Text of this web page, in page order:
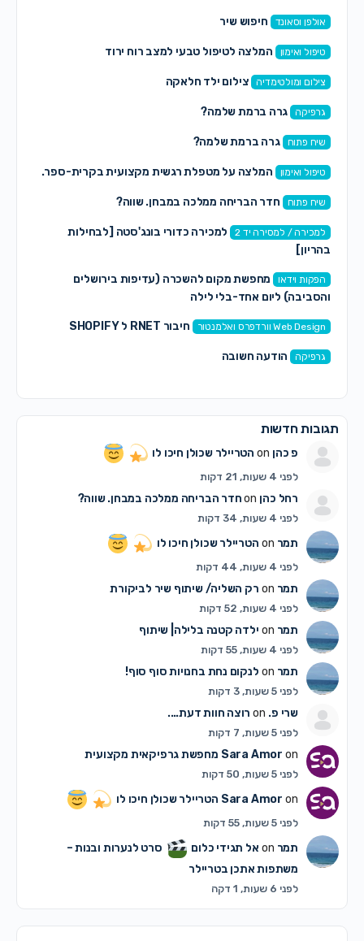
אולפן וסאונד חיפוש שיר
טיפול ואימון המלצה לטיפול טבעי למצב רוח ירוד
צילום ומולטימדיה צילום ילד חלאקה
גרפיקה גרה ברמת שלמה?
שיח פתוח גרה ברמת שלמה?
טיפול ואימון המלצה על מטפלת רגשית מקצועית בקרית-ספר.
שיח פתוח חדר הבריחה ממלכה במבחן. שווה?
למכירה / למסירה יד 2
למכירה כדורי בונג'סטה [לבחילות
בהריון]
הפקות וידאו
מחפשת מקום להשכרה (עדיפות בירושלים
והסביבה) ליום אחד-בלי לילה
Web Design וורדפרס ואלמנטור חיבור RNET ל SHOPIFY
גרפיקה הודעה חשובה
תגובות חדשות
פ כהןon הטריילר שכולן חיכו לו
לפני 4 שעות, 21 דקות
רחל כהןon חדר הבריחה ממלכה במבחן. שווה?
לפני 4 שעות, 34 דקות
תמר הטריילר שכולן חיכו לו
לפני 4 שעות, 44 דקות
תמר רק השליה/ שיתוף שיר לביקורת
לפני 4 שעות, 52 דקות
תמר ילדה קטנה בלילה| שיתוף
לפני 4 שעות, 55 דקות
תמר לנקום נחת בחנויות סוף סוף!
לפני 5 שעות, 3 דקות
שרי פ.on רוצה חוות דעת….
לפני 5 שעות, 7 דקות
Sara Amor on מחפשת גרפיקאית מקצועית
לפני 5 שעות, 50 דקות
Sara Amor on הטריילר שכולן חיכו לו
לפני 5 שעות, 55 דקות
תמר אל תגידי כלום
סרט לנערות ובנות –
משתפות אתכן בטריילר
לפני 6 שעות, 1 דקה